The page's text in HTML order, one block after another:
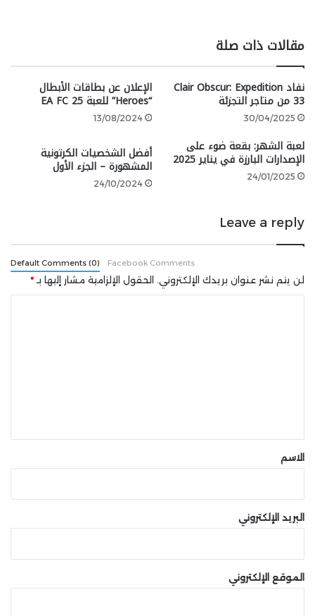
Swords، الذي يقع في السويد وتموله Netease، عن
عمليات تسريح أيضًا، ومهما كان السبب أو التغييرات التي
تخطط لها Netease، فقد يكون ذلك بمثابة ضربة للعبة
Marvel Rivals.
ربما كان لدى الفريق المسرح الكثير من المحتوى المخطط
له، ولكن مثل هذا التحول في التوجه الإبداعي قد يؤثر سلبًا
مقالات ذات صلة
نفاد Clair Obscur: Expedition
33 من متاجر التجزئة
30/04/2025
الإعلان عن بطاقات الأبطال
“Heroes” للعبة EA FC 25
13/08/2024
لعبة الشهر: بقعة ضوء على
الإصدارات البارزة في يناير 2025
24/01/2025
أفضل الشخصيات الكرتونية
المشهورة – الجزء الأول
24/10/2024
Leave a reply
Default Comments (0) Facebook Comments
لن يتم نشر عنوان بريدك الإلكتروني. الحقول الإلزامية مشار إليها بـ *
*الاسم
البريد الإلكتروني
الموقع الإلكتروني